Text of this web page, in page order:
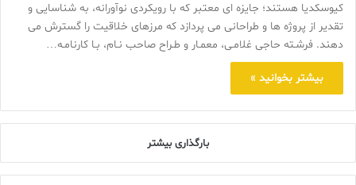
کیوسکدیا هستند؛ جایزه ای معتبر که با رویکردی نوآورانه، به شناسایی و
تقدیر از پروژه ها و طراحانی می پردازد که مرزهای خلاقیت را گسترش می
دهند. فرشـته حاجی غلامـی، معمـار و طـراح صاحب نـام، بـا کارنامـه…
بیشتر بخوانید »
بارگذاری بیشتر